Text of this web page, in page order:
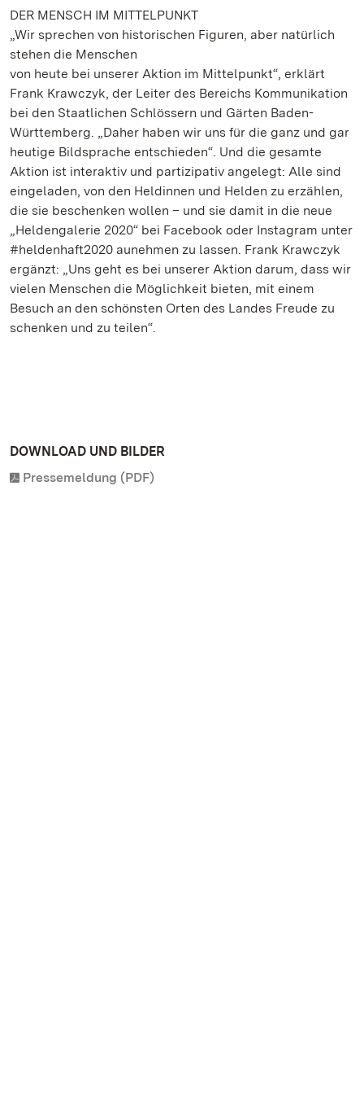
DER MENSCH IM MITTELPUNKT
„Wir sprechen von historischen Figuren, aber natürlich
stehen die Menschen
von heute bei unserer Aktion im Mittelpunkt“, erklärt
Frank Krawczyk, der Leiter des Bereichs Kommunikation
bei den Staatlichen Schlössern und Gärten Baden-
Württemberg. „Daher haben wir uns für die ganz und gar
heutige Bildsprache entschieden“. Und die gesamte
Aktion ist interaktiv und partizipativ angelegt: Alle sind
eingeladen, von den Heldinnen und Helden zu erzählen,
die sie beschenken wollen – und sie damit in die neue
„Heldengalerie 2020“ bei Facebook oder Instagram unter
#heldenhaft2020 aunehmen zu lassen. Frank Krawczyk
ergänzt: „Uns geht es bei unserer Aktion darum, dass wir
vielen Menschen die Möglichkeit bieten, mit einem
Besuch an den schönsten Orten des Landes Freude zu
schenken und zu teilen“.
DOWNLOAD UND BILDER
Pressemeldung (PDF)